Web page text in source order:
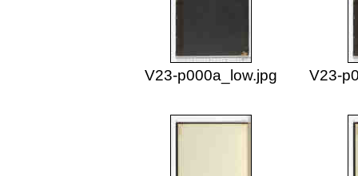
V23-p000a_low.jpg V23-